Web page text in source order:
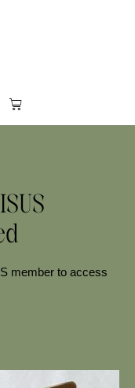
member to access